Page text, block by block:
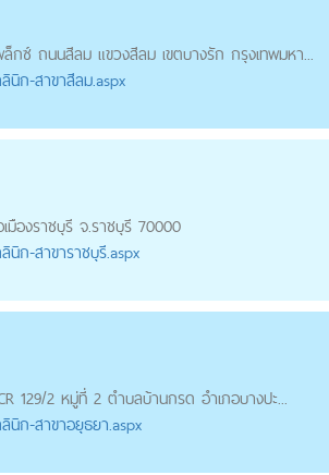
กซ์ ถนนสีลม แขวงสีลม เขตบางรัก กรุงเทพมหา...
นิก-สาขาสีลม.aspx
มืองราชบุรี จ.ราชบุรี 70000
นิก-สาขาราชบุรี.aspx
129/2 หมู่ที่ 2 ตำบลบ้านกรด อำเภอบางปะ...
นิก-สาขาอยุธยา.aspx